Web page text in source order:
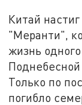
Китай
"Меранти",
жизнь
Только по
погибло